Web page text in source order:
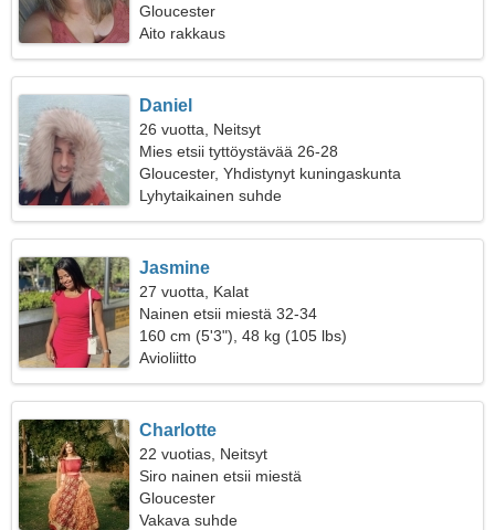
Gloucester
Aito rakkaus
Daniel
26 vuotta, Neitsyt
Mies etsii tyttöystävää 26-28
Gloucester, Yhdistynyt kuningaskunta
Lyhytaikainen suhde
Jasmine
27 vuotta, Kalat
Nainen etsii miestä 32-34
160 cm (5'3"), 48 kg (105 lbs)
Avioliitto
Charlotte
22 vuotias, Neitsyt
Siro nainen etsii miestä
Gloucester
Vakava suhde